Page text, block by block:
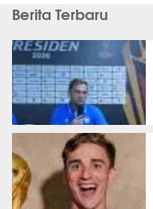
Berita Terbaru